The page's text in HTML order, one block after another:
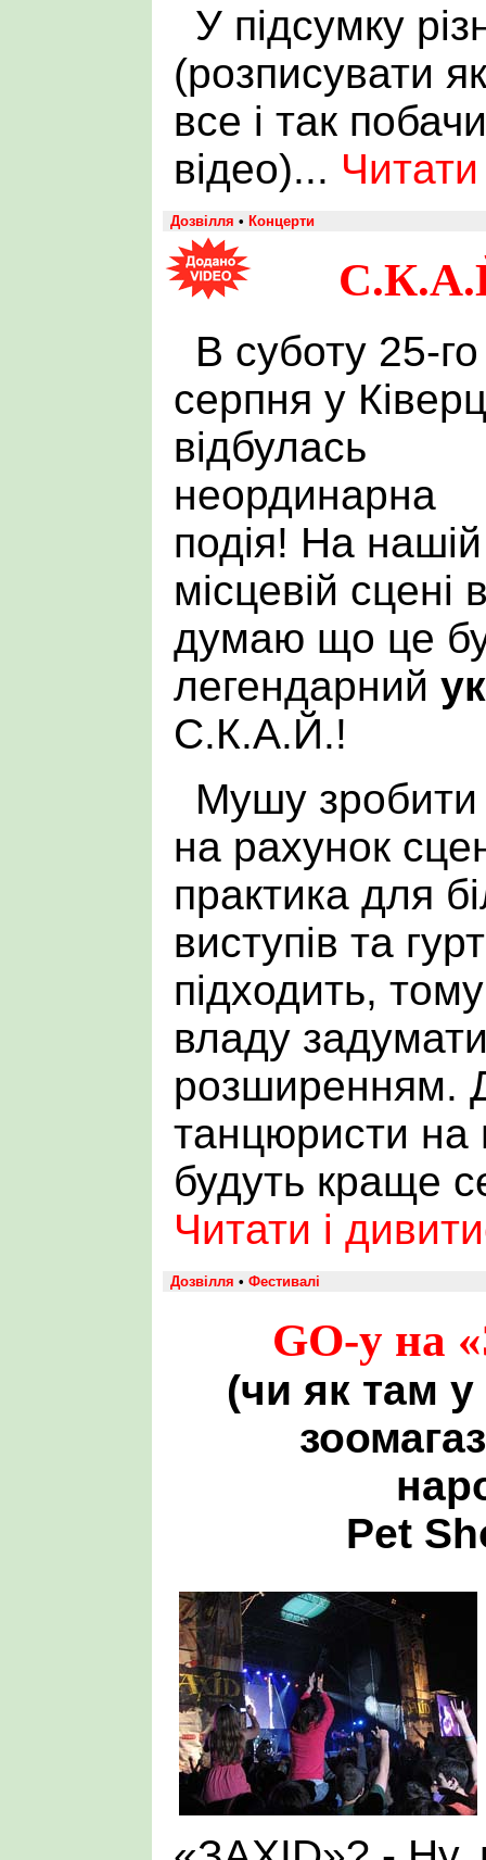
У підсумку
(розписувати
все і так
відео)...
Дозвілля • Концерти
В суботу 25-го
серпня у
відбулась
неординарна
подія! На нашій
місцевій сцені
думаю що це
легендарний
С.К.А.Й.!
Мушу зробити
на рахунок
практика для
виступів та
підходить,
владу
розширенням.
танцюристи на
будуть краще
Читати і
Дозвілля • Фестивалі
GO-у на
(чи як там у
Pet